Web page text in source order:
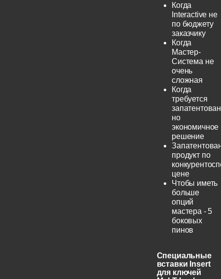
Когда
Interactive не
по бюджету
заказчику
Когда
Мастер-
Система не
очень
сложная
Когда
требуется
но
экономичное
решение
продукт по
цене
Чтобы иметь
больше
опций
мастера - 5
боковых
пинов
Специальные
вставки Insert
для ключей